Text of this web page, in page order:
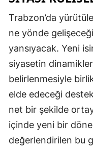
Trabzon’da
ne yönde
yansıyacak. Yeni
siyasetin
belirlenmesiyle
elde edeceği
net bir şekilde
içinde yeni bir
değerlendirilen bu